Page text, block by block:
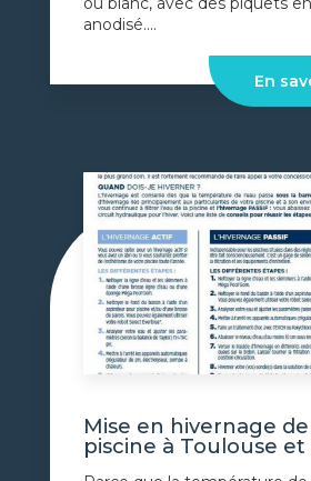
anodisé....
En
Mise en hivernage
piscine à Toulouse et